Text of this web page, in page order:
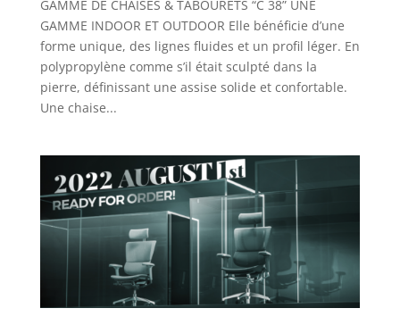
GAMME DE CHAISES & TABOURETS “C 38” UNE
GAMME INDOOR ET OUTDOOR Elle bénéficie d’une
forme unique, des lignes fluides et un profil léger. En
polypropylène comme s’il était sculpté dans la
pierre, définissant une assise solide et confortable.
Une chaise...